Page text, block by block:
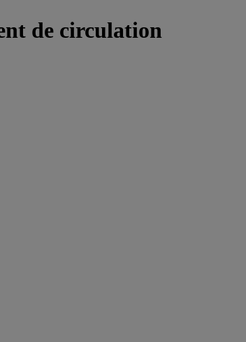
de circulation